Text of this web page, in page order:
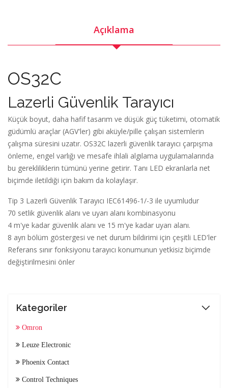
Açıklama
OS32C
Lazerli Güvenlik Tarayıcı
Küçük boyut, daha hafif tasarım ve düşük güç tüketimi, otomatik
güdümlü araçlar (AGV'ler) gibi aküyle/pille çalışan sistemlerin
çalışma süresini uzatır. OS32C lazerli güvenlik tarayıcı çarpışma
önleme, engel varlığı ve mesafe ihlali algılama uygulamalarında
bu gerekliliklerin tümünü yerine getirir. Tanı LED ekranlarla net
biçimde iletildiği için bakım da kolaylaşır.
Tip 3 Lazerli Güvenlik Tarayıcı IEC61496-1/-3 ile uyumludur
70 setlik güvenlik alanı ve uyarı alanı kombinasyonu
4 m'ye kadar güvenlik alanı ve 15 m'ye kadar uyarı alanı.
8 ayrı bölüm göstergesi ve net durum bildirimi için çeşitli LED'ler
Referans sınır fonksiyonu tarayıcı konumunun yetkisiz biçimde
değiştirilmesini önler
Kategoriler
Omron
Leuze Electronic
Phoenix Contact
Control Techniques